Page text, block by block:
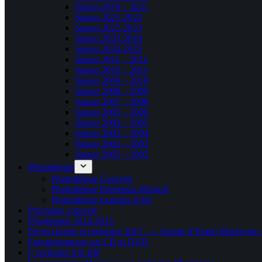
Saison 2019 – 2021
Saison 2021-2022
Saison 2022-2023
Saison 2023-2024
Saison 2024-2025
Saison 2011 – 2012
Saison 2010 – 2011
Saison 2009 – 2010
Saison 2008 – 2009
Saison 2007 – 2008
Saison 2005 – 2006
Saison 2004 – 2005
Saison 2003 – 2004
Saison 2002 – 2003
Saison 2001 – 2002
Photothèque
Photothèque Concerts
Photothèque Printemps Musical
Photothèque tournées d’été
Prochains concerts
Programme 2014-2015
Projet choeur et orchestre 2017 – « Autour d’Ennio Morricone
Enregistrements sur CD et DVD
L’orchestre à la télé